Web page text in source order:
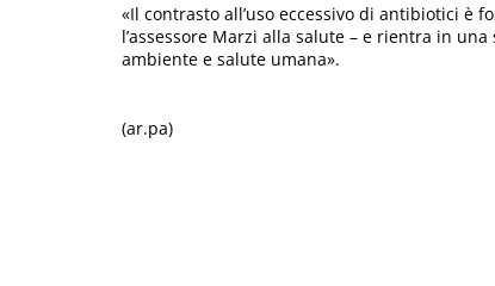
«Il contrasto all’uso eccessivo di antibiotici è
l’assessore Marzi alla salute – e rientra in
ambiente e salute umana».
(ar.pa)